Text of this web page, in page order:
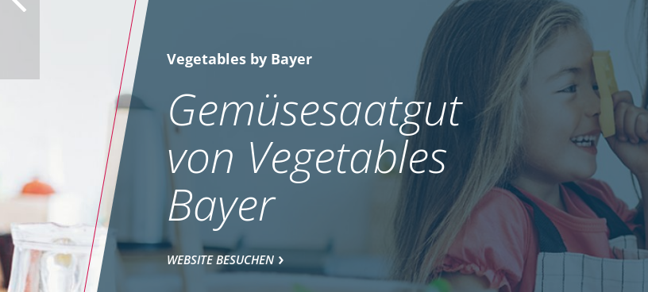
Vegetables by Bayer
Gemüsesaatgut
von Vegetables
Bayer
WEBSITE BESUCHEN